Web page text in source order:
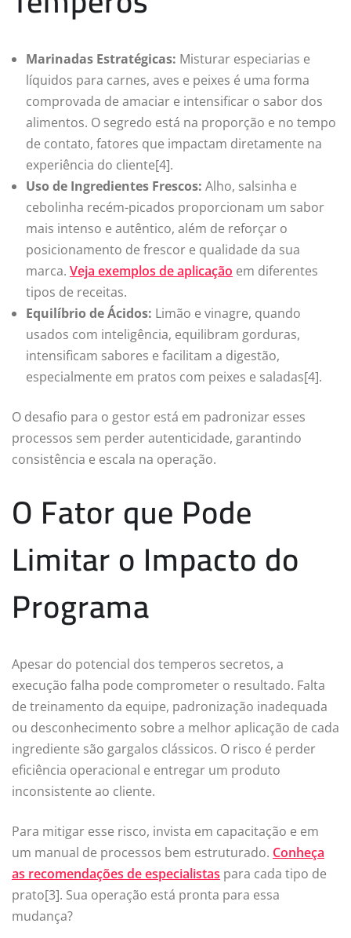
Marinadas Estratégicas: Misturar especiarias e
líquidos para carnes, aves e peixes é uma forma
comprovada de amaciar e intensificar o sabor dos
alimentos. O segredo está na proporção e no tempo
de contato, fatores que impactam diretamente na
experiência do cliente[4].
Uso de Ingredientes Frescos: Alho, salsinha e
cebolinha recém-picados proporcionam um sabor
mais intenso e autêntico, além de reforçar o
posicionamento de frescor e qualidade da sua
marca. Veja exemplos de aplicação em diferentes
tipos de receitas.
Equilíbrio de Ácidos: Limão e vinagre, quando
usados com inteligência, equilibram gorduras,
intensificam sabores e facilitam a digestão,
especialmente em pratos com peixes e saladas[4].
O desafio para o gestor está em padronizar esses
processos sem perder autenticidade, garantindo
consistência e escala na operação.
O Fator que Pode
Limitar o Impacto do
Programa
Apesar do potencial dos temperos secretos, a
execução falha pode comprometer o resultado. Falta
de treinamento da equipe, padronização inadequada
ou desconhecimento sobre a melhor aplicação de cada
ingrediente são gargalos clássicos. O risco é perder
eficiência operacional e entregar um produto
inconsistente ao cliente.
Para mitigar esse risco, invista em capacitação e em
um manual de processos bem estruturado. Conheça
as recomendações de especialistas para cada tipo de
prato[3]. Sua operação está pronta para essa
mudança?